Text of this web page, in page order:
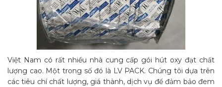
Việt Nam có rất nhiều nhà cung cấp gói hút oxy đạt chất
lượng cao. Một trong số đó là LV PACK. Chúng tôi dựa trên
các tiêu chí chất lượng, giá thành, dịch vụ để đảm bảo đem